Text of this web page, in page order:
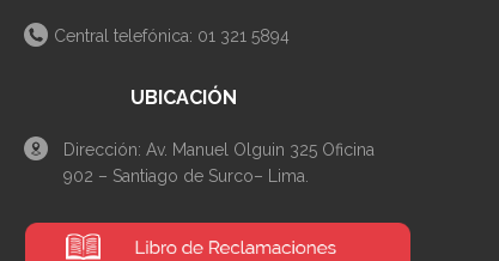
Central telefónica: 01 321 5894
UBICACIÓN
Dirección: Av. Manuel Olguin 325 Oficina
902 – Santiago de Surco– Lima.